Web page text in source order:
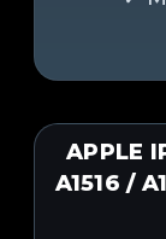
APPLE
A1516 /